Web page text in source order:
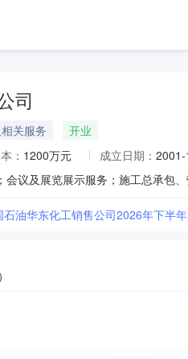
司
关服务
开业
： 1200万元 成立日期：
石油华东化工销售公司2026年下半